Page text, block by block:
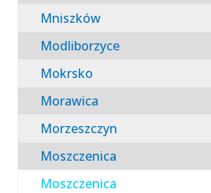
Mniszków
Modliborzyce
Mokrsko
Morawica
Morzeszczyn
Moszczenica
Moszczenica